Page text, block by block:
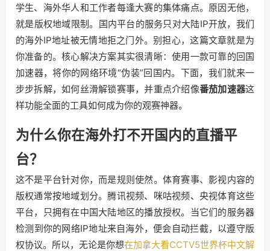
学生、海外华人和工作者每逢大赛的集体痛点。原因无他，
就是版权地域限制。国内平台的服务只对大陆IP开放，我们
的海外IP地址被无情地拒之门外。别担心，这篇文章就是为
你准备的。核心解决方案其实很清晰：使用一款可靠的回国
加速器，将你的网络环境“伪装”回国内。下面，我们就来一
步步拆解，如何丝滑解锁赛事，并重点介绍像番茄加速器这
样功能全面的工具如何成为你的观赛神器。
为什么你在海外打不开国内的直播平
台？
这不是平台针对你，而是规则使然。体育赛事、影视内容的
版权通常按地域划分。腾讯视频、咪咕视频、央视体育这些
平台，只拥有在中国大陆地区的播放授权。当它们的服务器
检测到你的网络IP地址来自海外，便会自动拦截，以遵守版
权协议。所以，无论是你想在加拿大看CCTV5世界杯中文解